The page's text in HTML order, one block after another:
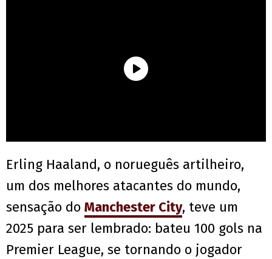
Erling Haaland, o norueguês artilheiro,
um dos melhores atacantes do mundo,
sensação do Manchester City, teve um
2025 para ser lembrado: bateu 100 gols na
Premier League, se tornando o jogador